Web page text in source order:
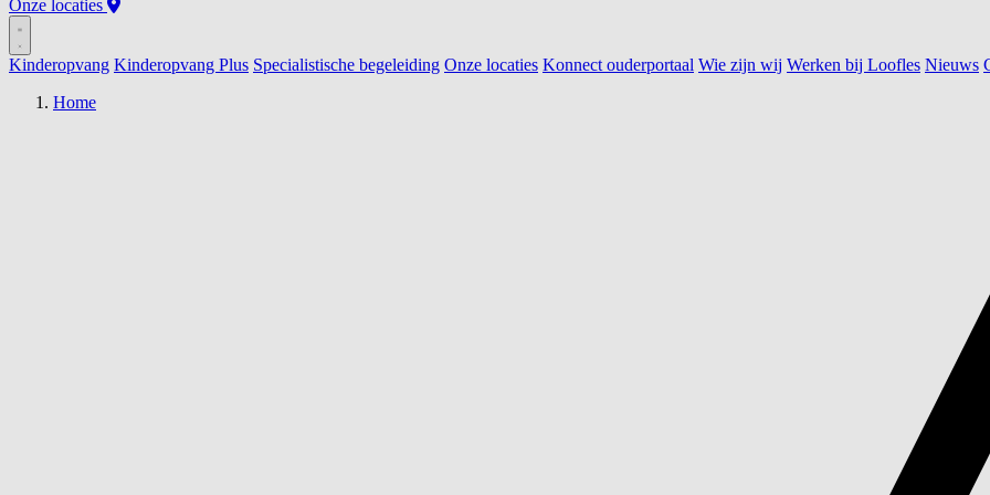
Onze locaties
Kinderopvang Kinderopvang Plus Specialistische begeleiding Onze locaties Konnect ouderportaal Wie zijn wij Werken bij Loofles Nieuws
Home